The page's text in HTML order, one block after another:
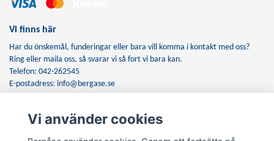
Vi finns här
Har du önskemål, funderingar eller bara vill komma i kontakt med oss?
Ring eller maila oss, så svarar vi så fort vi bara kan.
Telefon: 042-262545
E-postadress: info@bergase.se
Anmäl dig till vårt nyhetsbrev
Vi använder cookies